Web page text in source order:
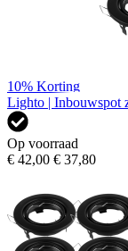
10% Korting
Lighto | Inbouwspot
Op voorraad
€ 42,00 € 37,80